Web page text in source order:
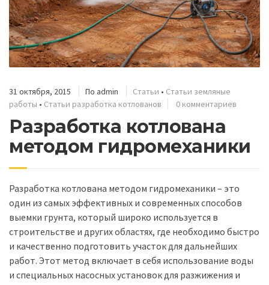
31 октября, 2015 По admin Статьи • Статьи земляные
работы • Статьи разработка котлованов 0 комментариев
Разработка котлована
методом гидромеханики
Разработка котлована методом гидромеханики – это
один из самых эффективных и современных способов
выемки грунта, который широко используется в
строительстве и других областях, где необходимо быстро
и качественно подготовить участок для дальнейших
работ. Этот метод включает в себя использование воды
и специальных насосных установок для разжижения и